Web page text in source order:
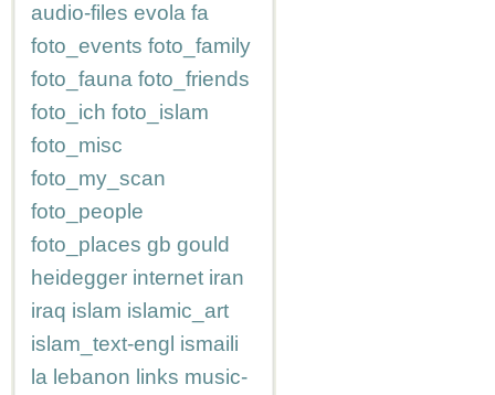
audio-files evola fa
foto_events foto_family
foto_fauna foto_friends
foto_ich foto_islam
foto_misc
foto_my_scan
foto_people
foto_places gb gould
heidegger internet iran
iraq islam islamic_art
islam_text-engl ismaili
la lebanon links music-